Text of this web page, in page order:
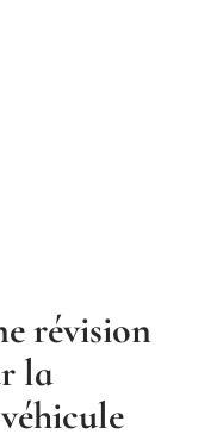
révision
la